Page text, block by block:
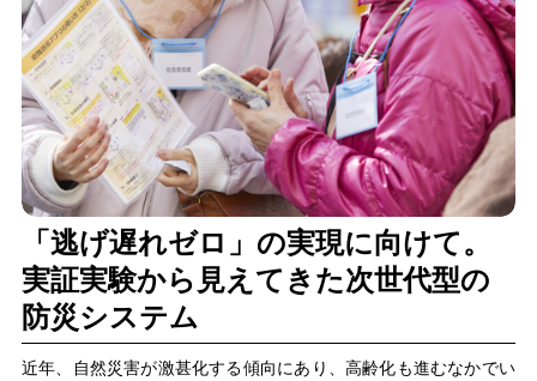
「逃げ遅れゼロ」の実現に向けて。
実証実験から見えてきた次世代型の
防災システム
近年、自然災害が激甚化する傾向にあり、高齢化も進むなかでい